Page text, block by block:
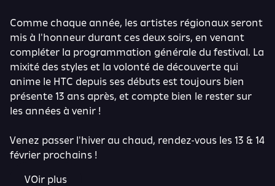
Comme chaque année, les artistes régionaux seront
mis à l'honneur durant ces deux soirs, en venant
compléter la programmation générale du festival. La
mixité des styles et la volonté de découverte qui
anime le HTC depuis ses débuts est toujours bien
présente 13 ans après, et compte bien le rester sur
les années à venir !
Venez passer l'hiver au chaud, rendez-vous les 13 & 14
février prochains !
VOir plus